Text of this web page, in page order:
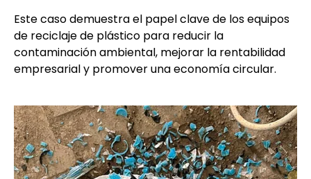
Este caso demuestra el papel clave de los equipos
de reciclaje de plástico para reducir la
contaminación ambiental, mejorar la rentabilidad
empresarial y promover una economía circular.